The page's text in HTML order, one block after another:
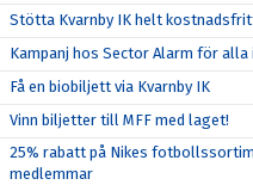
Stötta Kvarnby IK helt
Kampanj hos Sector Alarm för alla
Få en biobiljett via Kvarnby IK
Vinn biljetter till MFF med laget!
25% rabatt på Nikes
medlemmar